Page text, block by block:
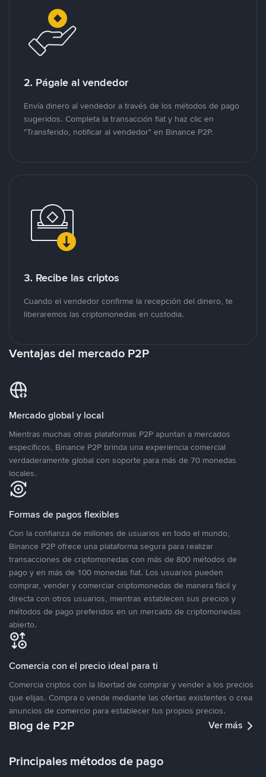
2. Págale al vendedor
Envía dinero al vendedor a través de los métodos de pago
sugeridos. Completa la transacción fiat y haz clic en
"Transferido, notificar al vendedor" en Binance P2P.
3. Recibe las criptos
Cuando el vendedor confirme la recepción del dinero, te
liberaremos las criptomonedas en custodia.
Ventajas del mercado P2P
Mercado global y local
Mientras muchas otras plataformas P2P apuntan a mercados
específicos, Binance P2P brinda una experiencia comercial
verdaderamente global con soporte para más de 70 monedas
locales.
Formas de pagos flexibles
Con la confianza de millones de usuarios en todo el mundo,
Binance P2P ofrece una plataforma segura para realizar
transacciones de criptomonedas con más de 800 métodos de
pago y en más de 100 monedas fiat. Los usuarios pueden
comprar, vender y comerciar criptomonedas de manera fácil y
directa con otros usuarios, mientras establecen sus precios y
métodos de pago preferidos en un mercado de criptomonedas
abierto.
Comercia con el precio ideal para ti
Comercia criptos con la libertad de comprar y vender a los precios
que elijas. Compra o vende mediante las ofertas existentes o crea
anuncios de comercio para establecer tus propios precios.
Blog de P2P Ver más
Principales métodos de pago